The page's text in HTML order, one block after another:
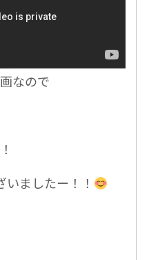
なので
ましたー！！